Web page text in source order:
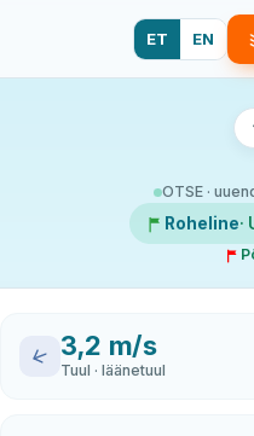
ET EN
OTSE ·
Roheline·
3,2 m/s
Tuul · läänetuul